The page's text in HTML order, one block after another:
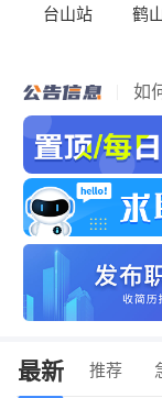
台山站 鹤
江
如
关
最新 推荐